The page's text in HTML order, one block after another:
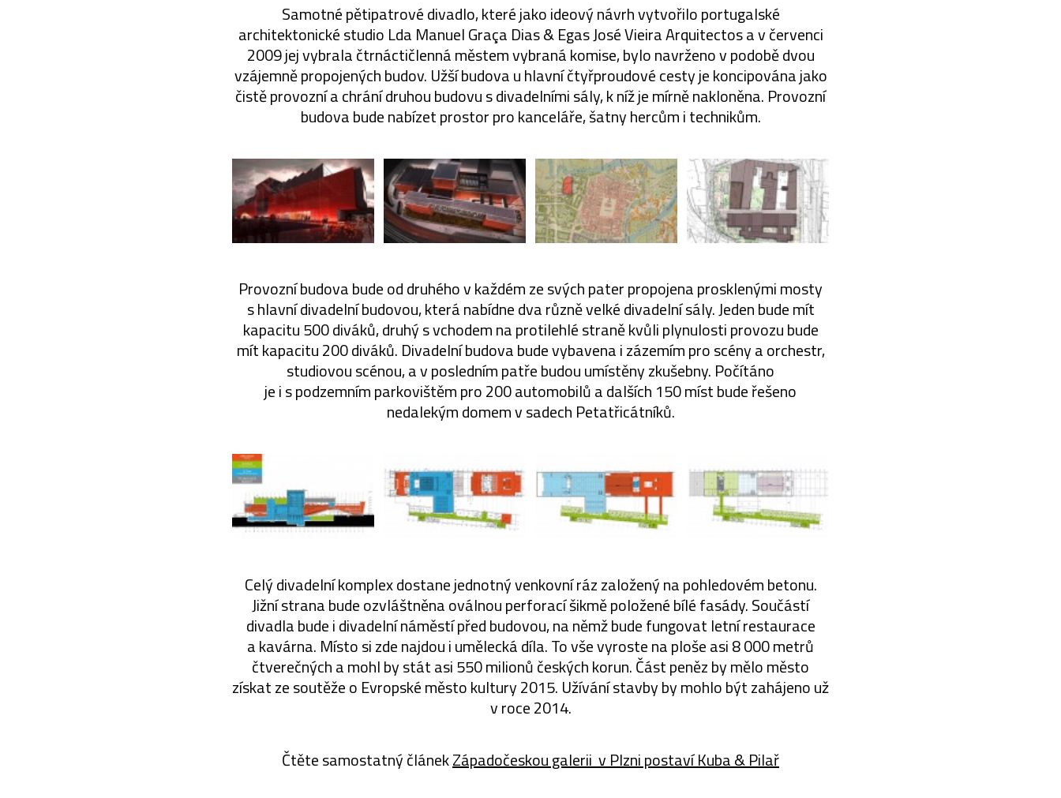
Samotné pětipatrové divadlo, které jako ideový návrh vytvořilo portugalské
architektonické studio Lda Manuel Graça Dias & Egas José Vieira Arquitectos a v červenci
2009 jej vybrala čtrnáctičlenná městem vybraná komise, bylo navrženo v podobě dvou
vzájemně propojených budov. Užší budova u hlavní čtyřproudové cesty je koncipována jako
čistě provozní a chrání druhou budovu s divadelními sály, k níž je mírně nakloněna. Provozní
budova bude nabízet prostor pro kanceláře, šatny hercům i technikům.
Provozní budova bude od druhého v každém ze svých pater propojena prosklenými mosty
s hlavní divadelní budovou, která nabídne dva různě velké divadelní sály. Jeden bude mít
kapacitu 500 diváků, druhý s vchodem na protilehlé straně kvůli plynulosti provozu bude
mít kapacitu 200 diváků. Divadelní budova bude vybavena i zázemím pro scény a orchestr,
studiovou scénou, a v posledním patře budou umístěny zkušebny. Počítáno
je i s podzemním parkovištěm pro 200 automobilů a dalších 150 míst bude řešeno
nedalekým domem v sadech Petatřicátníků.
Celý divadelní komplex dostane jednotný venkovní ráz založený na pohledovém betonu.
Jižní strana bude ozvláštněna oválnou perforací šikmě položené bílé fasády. Součástí
divadla bude i divadelní náměstí před budovou, na němž bude fungovat letní restaurace
a kavárna. Místo si zde najdou i umělecká díla. To vše vyroste na ploše asi 8 000 metrů
čtverečných a mohl by stát asi 550 milionů českých korun. Část peněz by mělo město
získat ze soutěže o Evropské město kultury 2015. Užívání stavby by mohlo být zahájeno už
v roce 2014.
Čtěte samostatný článekZápadočeskou galerii v Plzni postaví Kuba & Pilař